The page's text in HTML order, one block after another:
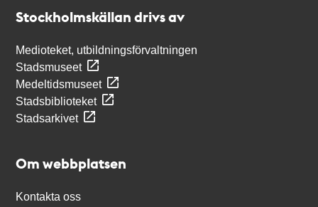
Stockholmskällan drivs av
Medioteket, utbildningsförvaltningen
Stadsmuseet
Medeltidsmuseet
Stadsbiblioteket
Stadsarkivet
Om webbplatsen
Kontakta oss